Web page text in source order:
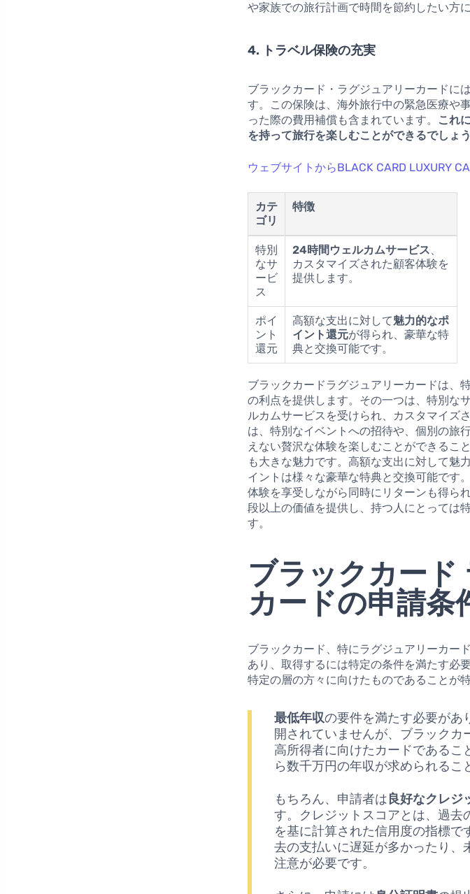
や家族での旅行計画で時間を節約したい方
4. トラベル保険の充実
ブラックカード・ラグジュアリーカードに
す。この保険は、海外旅行中の緊急医療や
った際の費用補償も含まれています。 これ
を持って旅行を楽しむことができるでしょう
ウェブサイトからBLACK CARD LUXURY
カテ
ゴリ
特徴
特別
なサ
ービ
ス
24時間ウェルカムサービス、
カスタマイズされた顧客体験を
提供します。
ポイ
ント
還元
高額な支出に対して魅力的なポ
イント還元が得られ、豪華な特
典と交換可能です。
ブラックカードラグジュアリーカードは、
の利点を提供します。その一つは、特別な
ルカムサービスを受けられ、カスタマイズ
は、特別なイベントへの招待や、個別の旅
えない贅沢な体験を楽しむことができるこ
も大きな魅力です。高額な支出に対して魅
イントは様々な豪華な特典と交換可能です
体験を享受しながら同時にリターンも得ら
段以上の価値を提供し、持つ人にとっては
す。
ブラックカード
カードの申請条
ブラックカード、特にラグジュアリーカー
あり、取得するには特定の条件を満たす必
特定の層の方々に向けたものであることが特
最低年収の要件を満たす必要があ
開されていませんが、ブラック
高所得者に向けたカードである
ら数千万円の年収が求められるこ
もちろん、申請者は良好なクレジ
す。クレジットスコアとは、過
を基に計算された信用度の指標
去の支払いに遅延が多かったり、
注意が必要です。